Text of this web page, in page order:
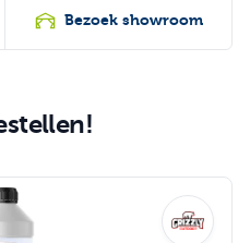
Bezoek showroom